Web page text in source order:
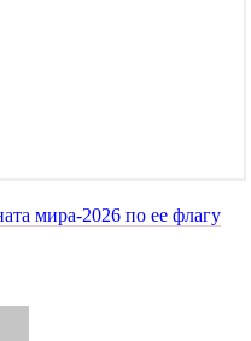
мира-2026 по ее флагу